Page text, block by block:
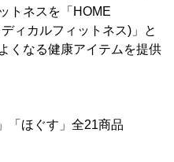
トネスを「HOME
ィカルフィットネス)」と
くなる健康アイテムを提供
「ほぐす」全21商品